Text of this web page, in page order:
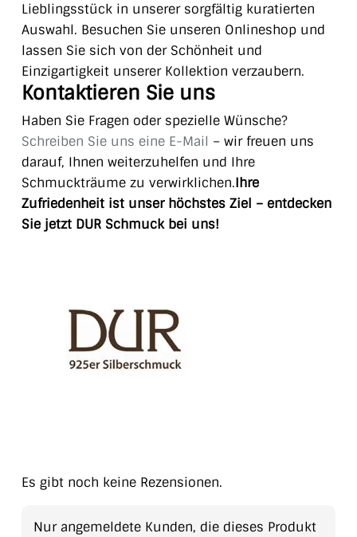
Lieblingsstück in unserer sorgfältig kuratierten
Auswahl. Besuchen Sie unseren Onlineshop und
lassen Sie sich von der Schönheit und
Einzigartigkeit unserer Kollektion verzaubern.
Kontaktieren Sie uns
Haben Sie Fragen oder spezielle Wünsche?
Schreiben Sie uns eine E-Mail – wir freuen uns
darauf, Ihnen weiterzuhelfen und Ihre
Schmuckträume zu verwirklichen.Ihre
Zufriedenheit ist unser höchstes Ziel – entdecken
Sie jetzt DUR Schmuck bei uns!
Es gibt noch keine Rezensionen.
Nur angemeldete Kunden, die dieses Produkt